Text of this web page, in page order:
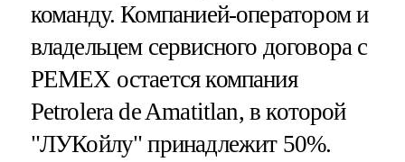
команду. Компанией-оператором и
владельцем сервисного договора с
PEMEX остается компания
Petrolera de Amatitlan, в которой
"ЛУКойлу" принадлежит 50%.